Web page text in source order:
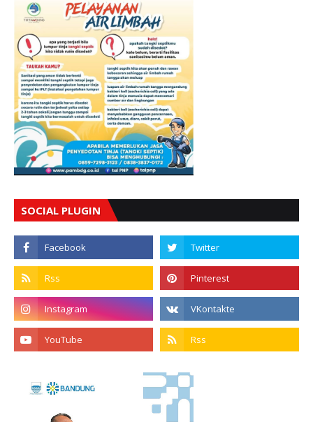
SOCIAL PLUGIN